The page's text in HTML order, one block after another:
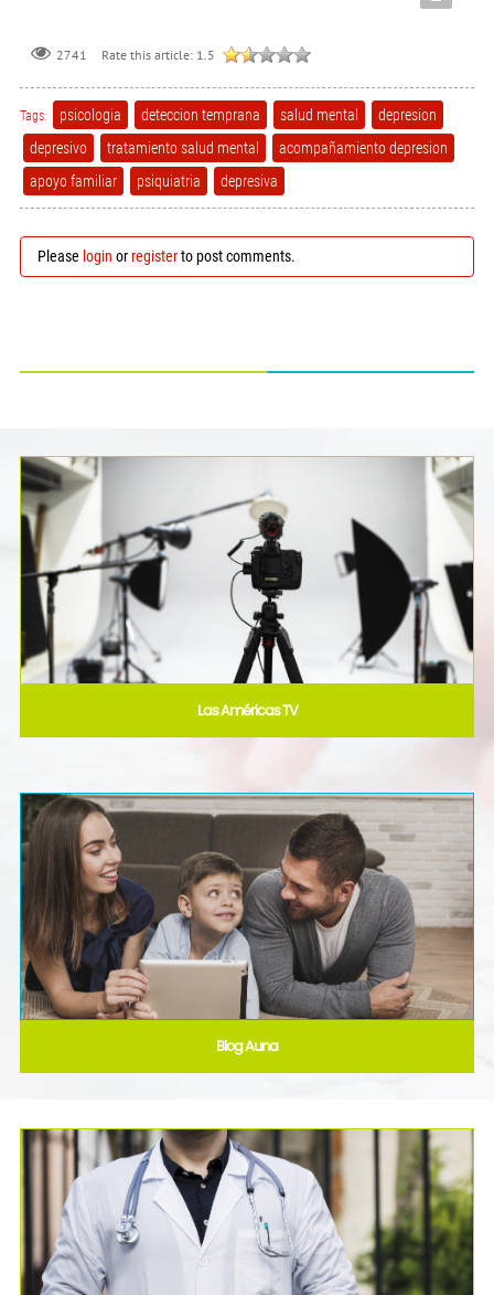
2741 Rate this article: 1.5
Tags: psicologia deteccion temprana salud mental
depresion
depresivo
tratamiento salud mental
acompañamiento depresion
apoyo familiar
psiquiatria depresiva
Please login orregisterto post comments.
Las Américas TV
Blog Auna